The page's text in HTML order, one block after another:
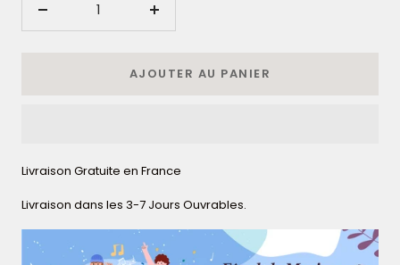
Augmenter
AJOUTER AU PANIER
Livraison Gratuite en France
Livraison dans les 3-7 Jours Ouvrables.